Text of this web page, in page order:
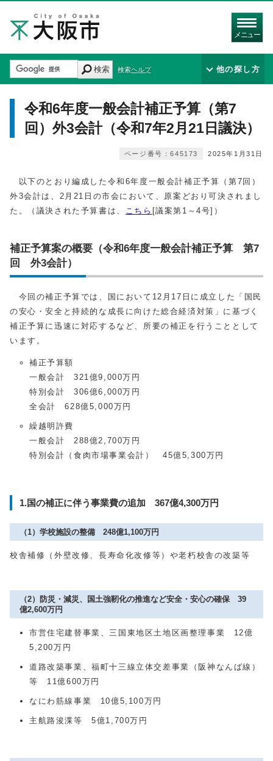
メニュー
検索 検索ヘルプ 他の探し方
令和6年度一般会計補正予算（第7
回）外3会計（令和7年2月21日議決）
2025年1月31日
ページ番号：645173
以下のとおり編成した令和6年度一般会計補正予算（第7回）
外3会計は、2月21日の市会において、原案どおり可決されまし
た。（議決された予算書は、 こちら [議案第1～4号]）
補正予算案の概要（令和6年度一般会計補正予算 第7
回 外3会計）
今回の補正予算では、国において12月17日に成立した「国民
の安心・安全と持続的な成長に向けた総合経済対策」に基づく
補正予算に迅速に対応するなど、所要の補正を行うこととして
います。
補正予算額
一般会計 321億9,000万円
特別会計 306億6,000万円
全会計 628億5,000万円
繰越明許費
一般会計 288億2,700万円
特別会計（食肉市場事業会計） 45億5,300万円
1.国の補正に伴う事業費の追加 367億4,300万円
（1）学校施設の整備 248億1,100万円
校舎補修（外壁改修、長寿命化改修等）や老朽校舎の改築等
（2）防災・減災、国土強靭化の推進など安全・安心の確保 39
億2,600万円
市営住宅建替事業、三国東地区土地区画整理事業 12億
5,200万円
道路改築事業、福町十三線立体交差事業（阪神なんば線）
等 11億600万円
なにわ筋線事業 10億5,100万円
主航路浚渫等 5億1,700万円